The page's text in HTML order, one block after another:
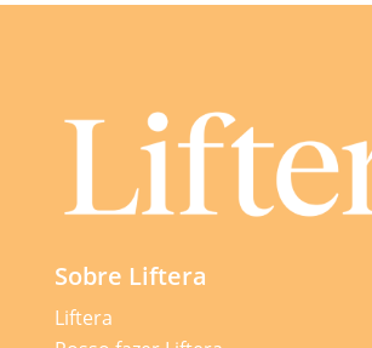
Sobre Liftera
Liftera